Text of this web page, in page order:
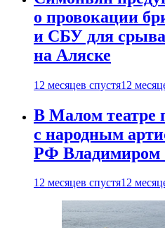
о провокации
и СБУ для
на Аляске
12 месяцев спустя12
В Малом театре
с народным
РФ
12 месяцев спустя12